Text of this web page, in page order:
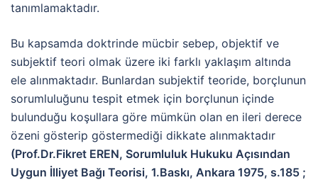
tanımlamaktadır.
Bu kapsamda doktrinde mücbir sebep, objektif ve
subjektif teori olmak üzere iki farklı yaklaşım altında
ele alınmaktadır. Bunlardan subjektif teoride, borçlunun
sorumluluğunu tespit etmek için borçlunun içinde
bulunduğu koşullara göre mümkün olan en ileri derece
özeni gösterip göstermediği dikkate alınmaktadır
(Prof.Dr.Fikret EREN, Sorumluluk Hukuku Açısından
Uygun İlliyet Bağı Teorisi, 1.Baskı, Ankara 1975, s.185 ;